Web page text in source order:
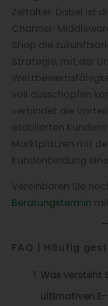
Zeitalter. Dabei ist
Channel-
Shop die
Strategie, mit der
voll ausschöpfen
verbindet die
etablierten
Marktplätzen mit
Kundenbindung
Vereinbaren Sie
Beratungstermin
FAQ | Häufig
Was versteht
ultimativen